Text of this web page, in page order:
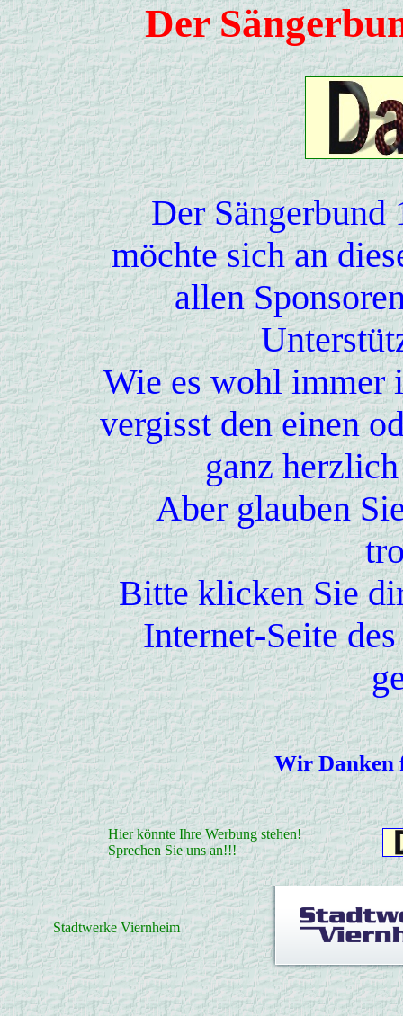
Der
Der Sängerbund
möchte sich an
allen
Wie es wohl immer
vergisst den einen
ganz
Aber glauben
Bitte klicken Sie
Internet-Seite
Wir Danken
Hier könnte Ihre Werbung stehen!
Sprechen Sie uns an!!!
Stadtwerke Viernheim